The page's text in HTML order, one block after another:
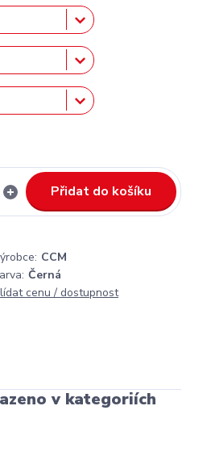
Přidat do košíku
CCM
Černá
cenu / dostupnost
v kategoriích